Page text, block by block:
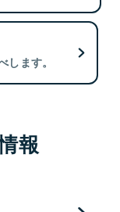
ます。
報